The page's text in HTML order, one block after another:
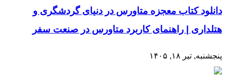
دانلود کتاب معجزه متاورس در دنیای گردشگری و
هتلداری | راهنمای کاربرد متاورس در صنعت سفر
پنجشنبه, تیر ۱۸, ۱۴۰۵